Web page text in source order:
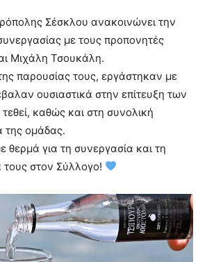
Σέσκλου ανακοινώνει την
με τους προπονητές
Μιχάλη Τσουκάλη.
παρουσίας τους, εργάστηκαν με
ουσιαστικά στην επίτευξη των
καθώς και στη συνολική
της ομάδας.
θερμά για τη συνεργασία και τη
στον Σύλλογο!